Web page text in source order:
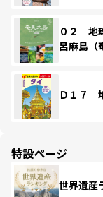
０２ 地
呂麻島
Ｄ１７
特設ページ
世界遺産